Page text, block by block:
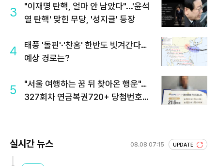
3
"이재명 탄핵, 얼마 안 남았다"...'윤석
열 탄핵' 맞힌 무당, '성지글' 등장
4
태풍 '돌핀'·'찬홈' 한반도 빗겨간다…
예상 경로는?
5
"서울 여행하는 꿈 뒤 찾아온 행운"…
327회차 연금복권720+ 당첨번호조
실시간 뉴스 08.08 07:15 UPDATE